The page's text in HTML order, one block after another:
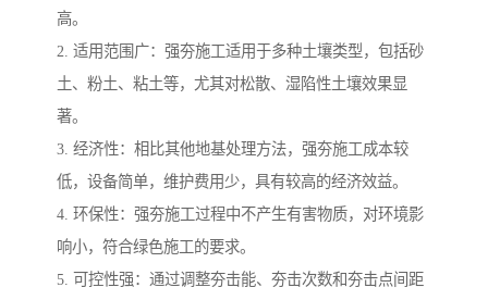
高。
2. 适用范围广：强夯施工适用于多种土壤类型，包括砂
土、粉土、粘土等，尤其对松散、湿陷性土壤效果显
著。
3. 经济性：相比其他地基处理方法，强夯施工成本较
低，设备简单，维护费用少，具有较高的经济效益。
4. 环保性：强夯施工过程中不产生有害物质，对环境影
响小，符合绿色施工的要求。
5. 可控性强：通过调整夯击能、夯击次数和夯击点间距